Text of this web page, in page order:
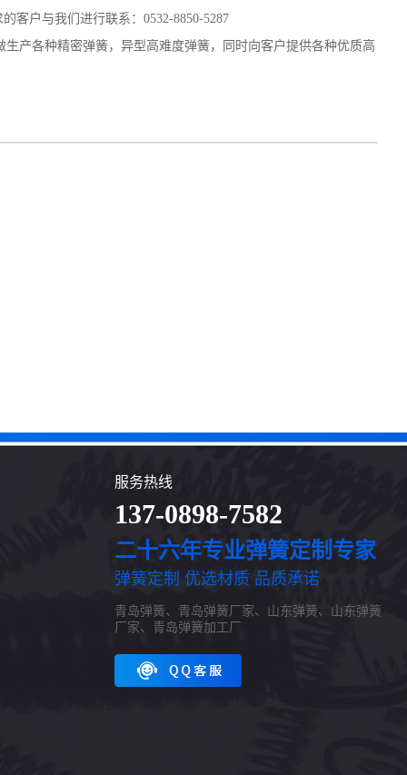
客户与我们进行联系：0532-8850-5287
各种精密弹簧，异型高难度弹簧，同时向客户提供各种优质高
服务热线
137-0898-7582
二十六年专业弹簧定制专家
弹簧定制 优选材质 品质承诺
青岛弹簧、青岛弹簧厂家、山东弹簧、山东弹簧
厂家、青岛弹簧加工厂